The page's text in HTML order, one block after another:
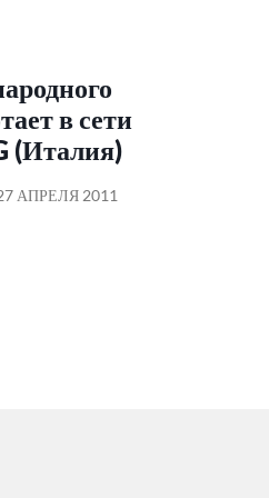
в сети
(Италия)
АПРЕЛЯ 2011